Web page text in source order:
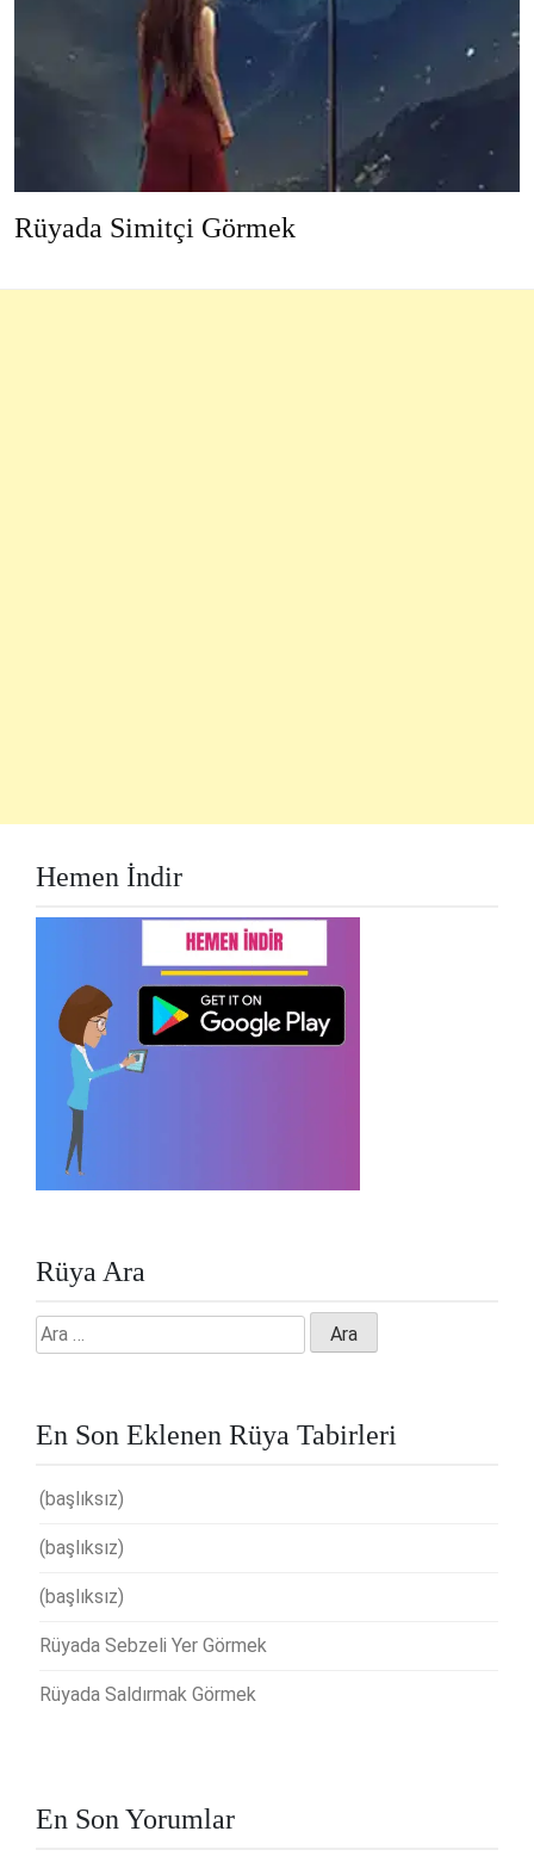
Rüyada Simitçi Görmek
Hemen İndir
Rüya Ara
Arama:
En Son Eklenen Rüya Tabirleri
(başlıksız)
(başlıksız)
(başlıksız)
Rüyada Sebzeli Yer Görmek
Rüyada Saldırmak Görmek
En Son Yorumlar